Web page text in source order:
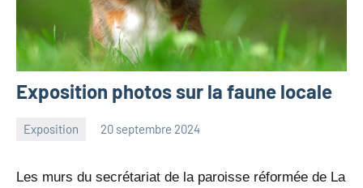
Exposition photos sur la faune locale
Exposition 20 septembre 2024
Julien
Aucun
Les murs du secrétariat de la paroisse réformée de La